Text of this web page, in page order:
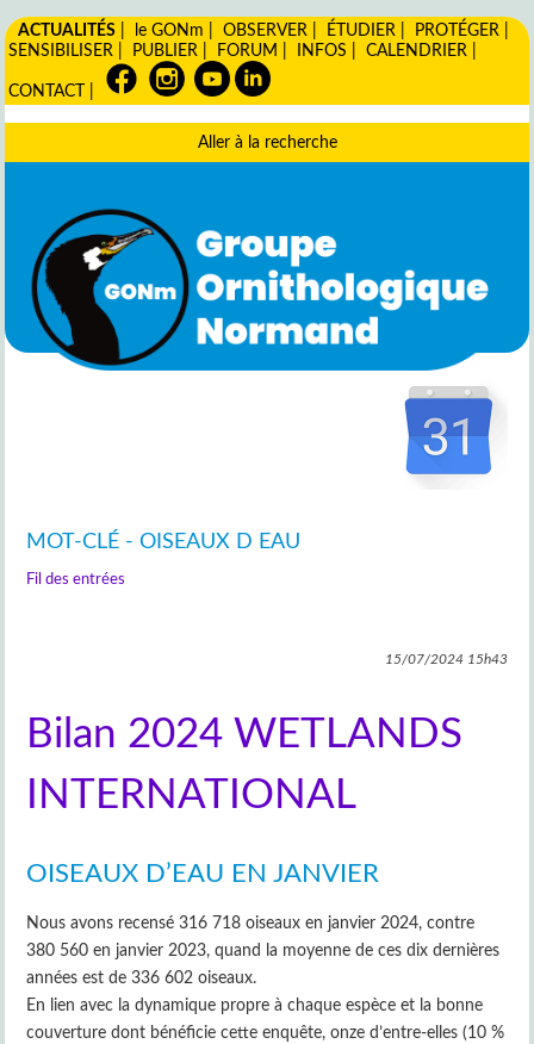
ACTUALITÉS le GONm |OBSERVER ÉTUDIER PROTÉGER
SENSIBILISER
PUBLIER FORUM INFOS |CALENDRIER
CONTACT
Aller à la recherche
MOT-CLÉ - OISEAUX D EAU
Fil des entrées
15/07/202415h43
Bilan 2024 WETLANDS
INTERNATIONAL
OISEAUX D’EAU EN JANVIER
Nous avons recensé 316 718 oiseaux en janvier 2024, contre
380 560 en janvier 2023, quand la moyenne de ces dix dernières
années est de 336 602 oiseaux.
En lien avec la dynamique propre à chaque espèce et la bonne
couverture dont bénéficie cette enquête, onze d’entre-elles (10 %